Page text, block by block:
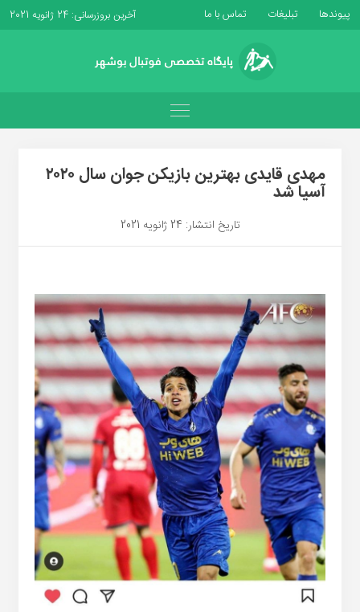
پیوندها تبلیغات تماس با ما آخرین بروزرسانی: 24 ژانویه 2021
مهدی قایدی بهترین بازیکن جوان سال ۲۰۲۰
آسیا شد
تاریخ انتشار: 24 ژانویه 2021